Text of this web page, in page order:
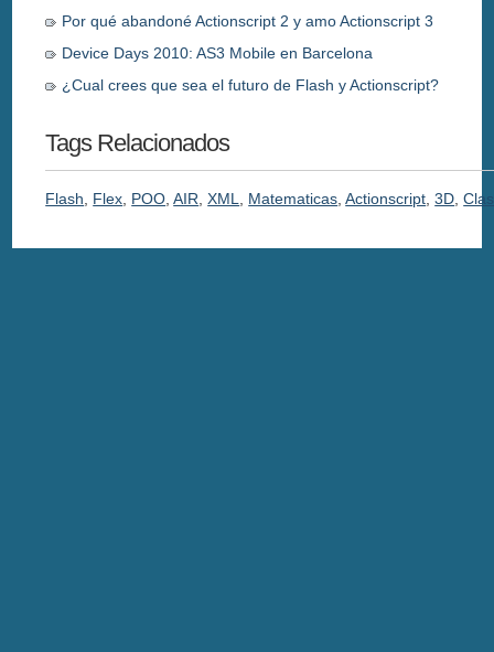
Por qué abandoné Actionscript 2 y amo Actionscript 3
Device Days 2010: AS3 Mobile en Barcelona
¿Cual crees que sea el futuro de Flash y Actionscript?
Tags Relacionados
Flash Flex POO ,AIR ,XML Matematicas ,Actionscript ,3D ,